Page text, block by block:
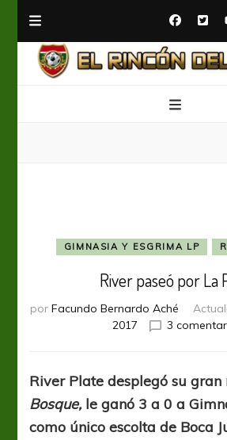
GIMNASIA Y ESGRIMA LP
River paseó por La
por Facundo Bernardo Aché
2017
3
River Plate desplegó su gran
Bosque,le ganó 3 a 0 a
como único escolta de Boca